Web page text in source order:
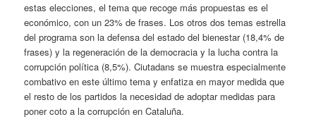
estas elecciones, el tema que recoge más propuestas es el
económico, con un 23% de frases. Los otros dos temas estrella
del programa son la defensa del estado del bienestar (18,4% de
frases) y la regeneración de la democracia y la lucha contra la
corrupción política (8,5%). Ciutadans se muestra especialmente
combativo en este último tema y enfatiza en mayor medida que
el resto de los partidos la necesidad de adoptar medidas para
poner coto a la corrupción en Cataluña.